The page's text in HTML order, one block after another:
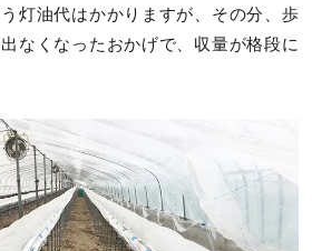
灯油代はかかりますが、その分、歩
なくなったおかげで、収量が格段に